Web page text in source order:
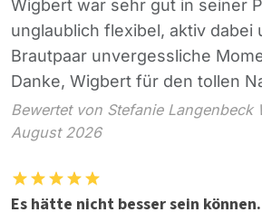
Wigbert war sehr gut in seiner
unglaublich flexibel, aktiv dabei
Brautpaar unvergessliche
Danke, Wigbert für den tollen
Bewertet von Stefanie Langenbeck
August 2026
Es hätte nicht besser sein können.